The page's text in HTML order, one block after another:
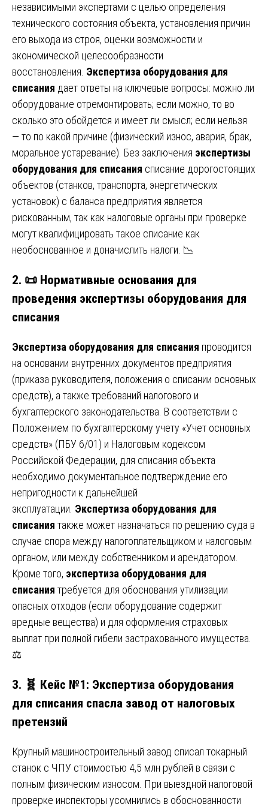
независимыми экспертами с целью определения
технического состояния объекта, установления причин
его выхода из строя, оценки возможности и
экономической целесообразности
восстановления. Экспертиза оборудования для
списания дает ответы на ключевые вопросы: можно ли
оборудование отремонтировать; если можно, то во
сколько это обойдется и имеет ли смысл; если нельзя
— то по какой причине (физический износ, авария, брак,
моральное устаревание). Без заключения экспертизы
оборудования для списания списание дорогостоящих
объектов (станков, транспорта, энергетических
установок) с баланса предприятия является
рискованным, так как налоговые органы при проверке
могут квалифицировать такое списание как
необоснованное и доначислить налоги. 📉
2. 📜 Нормативные основания для
проведения экспертизы оборудования для
списания
Экспертиза оборудования для списания проводится
на основании внутренних документов предприятия
(приказа руководителя, положения о списании основных
средств), а также требований налогового и
бухгалтерского законодательства. В соответствии с
Положением по бухгалтерскому учету «Учет основных
средств» (ПБУ 6/01) и Налоговым кодексом
Российской Федерации, для списания объекта
необходимо документальное подтверждение его
непригодности к дальнейшей
эксплуатации. Экспертиза оборудования для
списания также может назначаться по решению суда в
случае спора между налогоплательщиком и налоговым
органом, или между собственником и арендатором.
Кроме того, экспертиза оборудования для
списания требуется для обоснования утилизации
опасных отходов (если оборудование содержит
вредные вещества) и для оформления страховых
выплат при полной гибели застрахованного имущества.
⚖️
3. 🧬 Кейс №1: Экспертиза оборудования
для списания спасла завод от налоговых
претензий
Крупный машиностроительный завод списал токарный
станок с ЧПУ стоимостью 4,5 млн рублей в связи с
полным физическим износом. При выездной налоговой
проверке инспекторы усомнились в обоснованности